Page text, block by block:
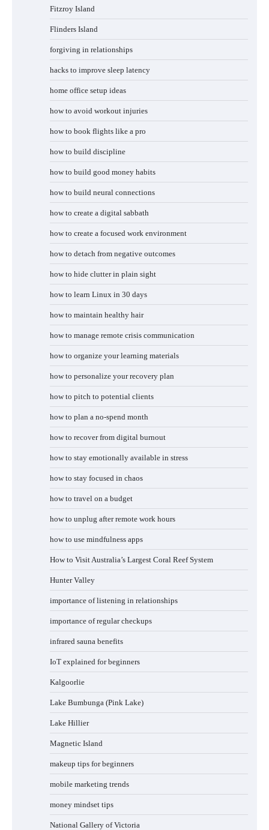
Fitzroy Island
Flinders Island
forgiving in relationships
hacks to improve sleep latency
home office setup ideas
how to avoid workout injuries
how to book flights like a pro
how to build discipline
how to build good money habits
how to build neural connections
how to create a digital sabbath
how to create a focused work environment
how to detach from negative outcomes
how to hide clutter in plain sight
how to learn Linux in 30 days
how to maintain healthy hair
how to manage remote crisis communication
how to organize your learning materials
how to personalize your recovery plan
how to pitch to potential clients
how to plan a no-spend month
how to recover from digital burnout
how to stay emotionally available in stress
how to stay focused in chaos
how to travel on a budget
how to unplug after remote work hours
how to use mindfulness apps
How to Visit Australia’s Largest Coral Reef System
Hunter Valley
importance of listening in relationships
importance of regular checkups
infrared sauna benefits
IoT explained for beginners
Kalgoorlie
Lake Bumbunga (Pink Lake)
Lake Hillier
Magnetic Island
makeup tips for beginners
mobile marketing trends
money mindset tips
National Gallery of Victoria